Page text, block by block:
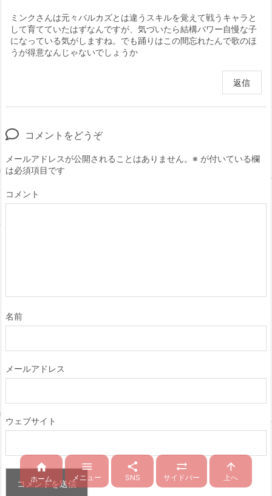
ミンクさんは元々バルカズとは違うスキルを覚えて戦うキャラと
して育てていたはずなんですが、気づいたら結構パワー自慢な子
になっている気がしますね。でも踊りはこの間忘れたんで歌のほ
うが得意なんじゃないでしょうか
返信
コメントをどうぞ
メールアドレスが公開されることはありません。 ※ が付いている欄
は必須項目です
コメント
名前
メールアドレス
ウェブサイト

ホーム

メニュー

SNS

サイドバー

上へ